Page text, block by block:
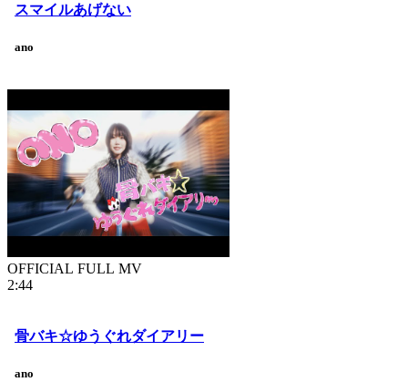
スマイルあげない
ano
OFFICIAL FULL MV
2:44
骨バキ☆ゆうぐれダイアリー
ano